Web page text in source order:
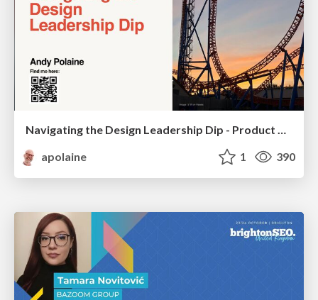
Navigating the Design Leadership Dip - Product Design Week Design Leaders+ Conference 2024
apolaine
1 390